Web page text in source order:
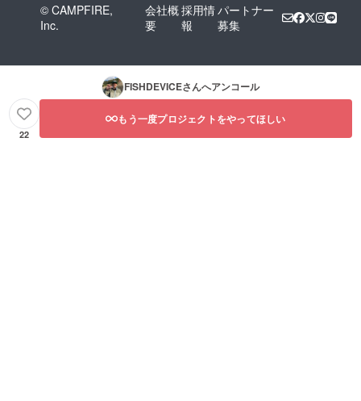
© CAMPFIRE,
Inc.
会社概
要
採用情
報
パートナー
募集
FISHDEVICEさんへアンコール
22
もう一度プロジェクトをやってほしい